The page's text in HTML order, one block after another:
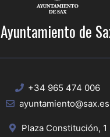
Ayuntamiento de
+34 965 474 006
ayuntamiento@sax.es
Plaza Constitución, 1